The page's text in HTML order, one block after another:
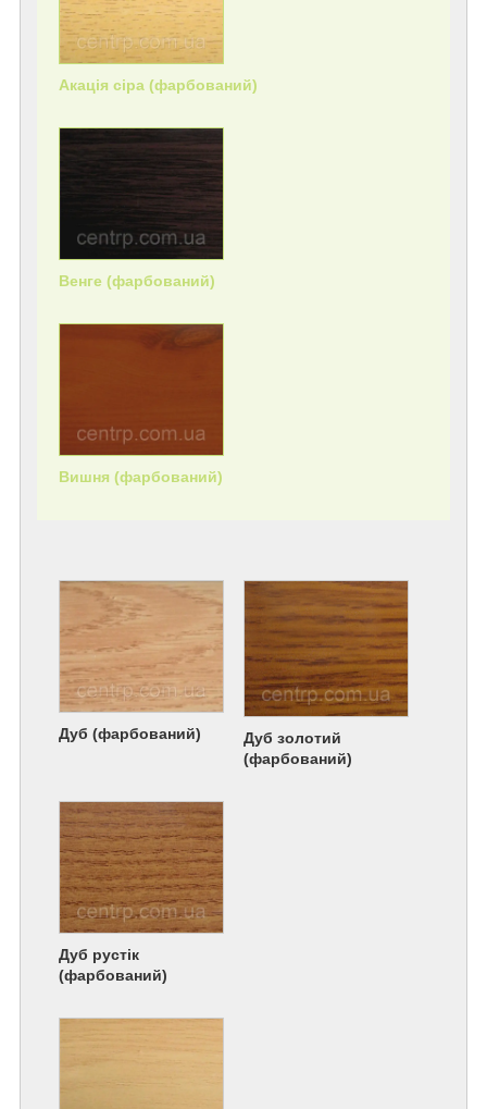
Акація сіра (фарбований)
Венге (фарбований)
Вишня (фарбований)
Дуб (фарбований)
Дуб золотий
(фарбований)
Дуб рустік
(фарбований)